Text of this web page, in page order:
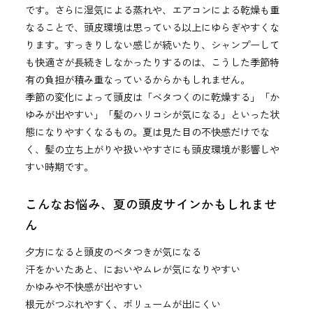
です。さらに湿気による蒸れや、エアコンによる乾燥も重
なることで、頭皮環境は思っている以上にゆらぎやすくな
ります。すっきりしない感じが続いたり、シャンプーして
も快適さが長続きしなかったりするのは、こうした季節特
有の負担が積み重なっているからかもしれません。
季節の変化によって頭皮は「ベタつくのに乾燥する」「か
ゆみが出やすい」「髪のハリコシが気になる」といった状
態になりやすくなるもの。夏は見た目の不快感だけでな
く、髪の立ち上がりや扱いやすさにも頭皮環境が影響しや
すい時期です。
こんなお悩み、夏の頭皮サインかもしれませ
ん
夕方になると頭皮のベタつきが気になる
汗をかいたあと、においやムレが気になりやすい
かゆみや不快感が出やすい
根元がつぶれやすく、ボリュームが出にくい